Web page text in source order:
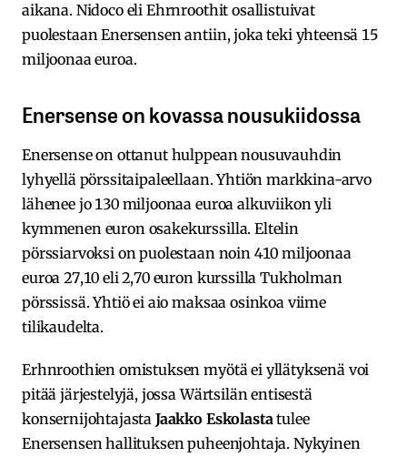
aikana. Nidoco eli Ehrnroothit osallistuivat
puolestaan Enersensen antiin, joka teki yhteensä 15
miljoonaa euroa.
Enersense on kovassa nousukiidossa
Enersense on ottanut hulppean nousuvauhdin
lyhyellä pörssitaipaleellaan. Yhtiön markkina-arvo
lähenee jo 130 miljoonaa euroa alkuviikon yli
kymmenen euron osakekurssilla. Eltelin
pörssiarvoksi on puolestaan noin 410 miljoonaa
euroa 27,10 eli 2,70 euron kurssilla Tukholman
pörssissä. Yhtiö ei aio maksaa osinkoa viime
tilikaudelta.
Erhnroothien omistuksen myötä ei yllätyksenä voi
pitää järjestelyjä, jossa Wärtsilän entisestä
konsernijohtajasta Jaakko Eskolasta tulee
Enersensen hallituksen puheenjohtaja. Nykyinen